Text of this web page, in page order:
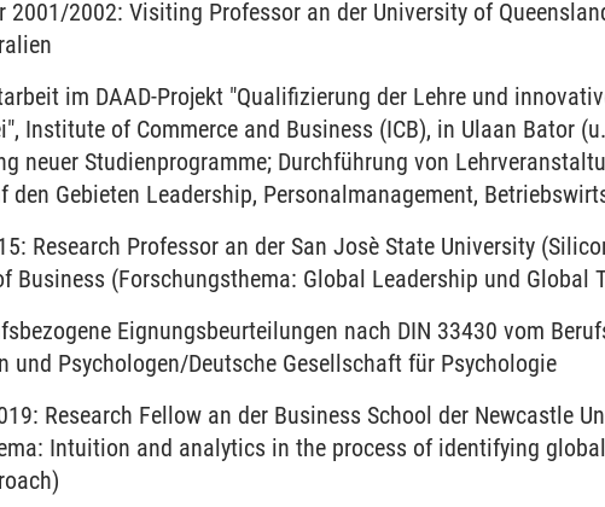
2001/2002: Visiting Professor an der University of
im DAAD-Projekt "Qualifizierung der Lehre und
Institute of Commerce and Business (ICB), in Ulaan Bator
neuer Studienprogramme; Durchführung von
den Gebieten Leadership, Personalmanagement,
Research Professor an der San Josè State University
Business (Forschungsthema: Global Leadership und Global
Eignungsbeurteilungen nach DIN 33430 vom
und Psychologen/Deutsche Gesellschaft für Psychologie
Research Fellow an der Business School der Newcastle
Intuition and analytics in the process of identifying